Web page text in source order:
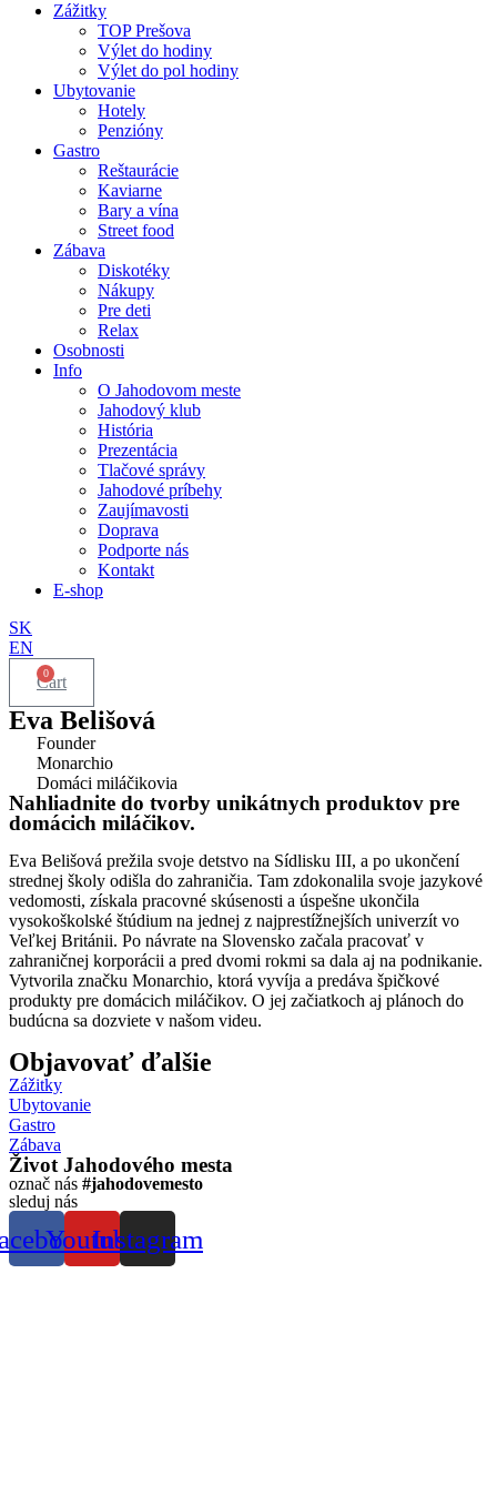
Zážitky
TOP Prešova
Výlet do hodiny
Výlet do pol hodiny
Ubytovanie
Hotely
Penzióny
Gastro
Reštaurácie
Kaviarne
Bary a vína
Street food
Zábava
Diskotéky
Nákupy
Pre deti
Relax
Osobnosti
Info
O Jahodovom meste
Jahodový klub
História
Prezentácia
Tlačové správy
Jahodové príbehy
Zaujímavosti
Doprava
Podporte nás
Kontakt
E-shop
SK
EN
0
Cart
Eva Belišová
Founder
Monarchio
Domáci miláčikovia
Nahliadnite do tvorby unikátnych produktov pre
domácich miláčikov.
Eva Belišová prežila svoje detstvo na Sídlisku III, a po ukončení
strednej školy odišla do zahraničia. Tam zdokonalila svoje jazykové
vedomosti, získala pracovné skúsenosti a úspešne ukončila
vysokoškolské štúdium na jednej z najprestížnejších univerzít vo
Veľkej Británii. Po návrate na Slovensko začala pracovať v
zahraničnej korporácii a pred dvomi rokmi sa dala aj na podnikanie.
Vytvorila značku Monarchio, ktorá vyvíja a predáva špičkové
produkty pre domácich miláčikov. O jej začiatkoch aj plánoch do
budúcna sa dozviete v našom videu.
Objavovať ďalšie
Zážitky
Ubytovanie
Gastro
Zábava
Život Jahodového mesta
označ nás #jahodovemesto
sleduj nás
YoutubeInstagram